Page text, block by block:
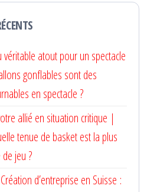
atout pour un spectacle
gonflables sont des
en spectacle ?
allié en situation critique |
tenue de basket est la plus
jeu ?
Création d’entreprise en Suisse :